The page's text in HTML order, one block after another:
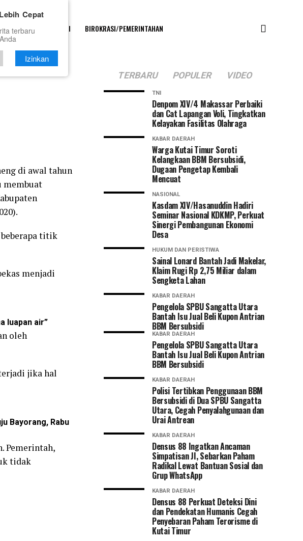
TNI DAN POLRI BIROKRASI/PEMERINTAHAN
di awal tahun
membuat
titik
menjadi
luapan air”
oleh
jika hal
Bayorang, Rabu
Pemerintah,
tidak
TERBARU POPULER VIDEO
TNI
Denpom XIV/4 Makassar Perbaiki
dan Cat Lapangan Voli, Tingkatkan
Kelayakan Fasilitas Olahraga
KABAR DAERAH
Warga Kutai Timur Soroti
Kelangkaan BBM Bersubsidi,
Dugaan Pengetap Kembali
Mencuat
NASIONAL
Kasdam XIV/Hasanuddin Hadiri
Seminar Nasional KDKMP, Perkuat
Sinergi Pembangunan Ekonomi
Desa
HUKUM DAN PERISTIWA
Sainal Lonard Bantah Jadi Makelar,
Klaim Rugi Rp 2,75 Miliar dalam
Sengketa Lahan
KABAR DAERAH
Pengelola SPBU Sangatta Utara
Bantah Isu Jual Beli Kupon Antrian
BBM Bersubsidi
KABAR DAERAH
Pengelola SPBU Sangatta Utara
Bantah Isu Jual Beli Kupon Antrian
BBM Bersubsidi
KABAR DAERAH
Polisi Tertibkan Penggunaan BBM
Bersubsidi di Dua SPBU Sangatta
Utara, Cegah Penyalahgunaan dan
Urai Antrean
KABAR DAERAH
Densus 88 Ingatkan Ancaman
Simpatisan JI, Sebarkan Paham
Radikal Lewat Bantuan Sosial dan
Grup WhatsApp
KABAR DAERAH
Densus 88 Perkuat Deteksi Dini
dan Pendekatan Humanis Cegah
Penyebaran Paham Terorisme di
Kutai Timur
Cepat
terbaru
Izinkan